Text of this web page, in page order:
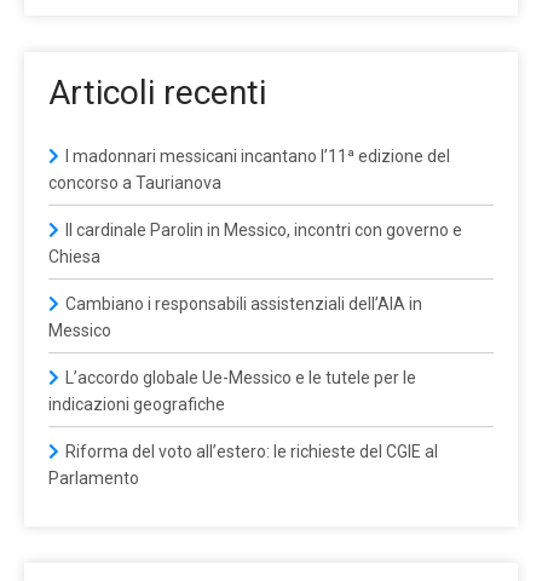
Articoli recenti
I madonnari messicani incantano l’11ª edizione del
concorso a Taurianova
Il cardinale Parolin in Messico, incontri con governo e
Chiesa
Cambiano i responsabili assistenziali dell’AIA in
Messico
L’accordo globale Ue-Messico e le tutele per le
indicazioni geografiche
Riforma del voto all’estero: le richieste del CGIE al
Parlamento